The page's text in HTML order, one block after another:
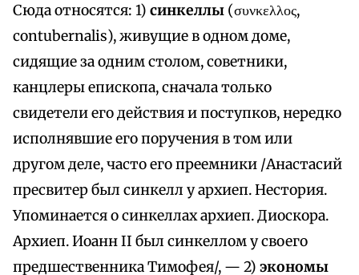
Сюда относятся: 1) синкеллы (συνκελλος,
contubernalis), живущие в одном доме,
сидящие за одним столом, советники,
канцлеры епископа, сначала только
свидетели его действия и поступков, нередко
исполнявшие его поручения в том или
другом деле, часто его преемники /Анастасий
пресвитер был синкелл у архиеп. Нестория.
Упоминается о синкеллах архиеп. Диоскора.
Архиеп. Иоанн II был синкеллом у своего
предшественника Тимофея/, — 2) экономы